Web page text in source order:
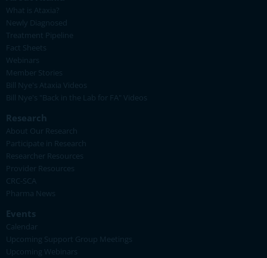
What is Ataxia?
Newly Diagnosed
Treatment Pipeline
Fact Sheets
Webinars
Member Stories
Bill Nye's Ataxia Videos
Bill Nye's "Back in the Lab for FA" Videos
Research
About Our Research
Participate in Research
Researcher Resources
Provider Resources
CRC-SCA
Pharma News
Events
Calendar
Upcoming Support Group Meetings
Upcoming Webinars